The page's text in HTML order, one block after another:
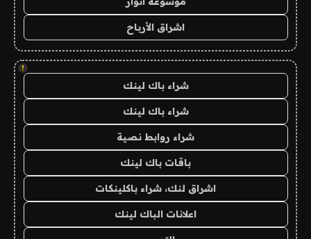
اشراق الأرباح
!
شراء باك لينك
شراء باك لينك
شراء روابط نصية
باقات باك لينك
اشراق لنك، شراء باكلينكات
اعلانات الباك لينك